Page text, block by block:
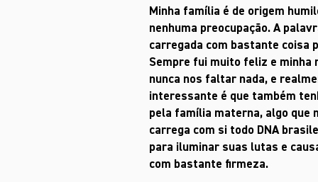
Minha família é de origem
nenhuma preocupação. A
carregada com bastante coisa
Sempre fui muito feliz e minha
nunca nos faltar nada, e
interessante é que também
pela família materna, algo que
carrega com si todo DNA
para iluminar suas lutas e
com bastante firmeza.